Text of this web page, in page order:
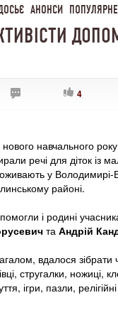
АНОНСИ ПОПУЛЯРНЕ
4
навчального
речі для діток із
у
районі.
і родині
та Андрій
вдалося
стругалки, ножиці,
ігри, пазли,